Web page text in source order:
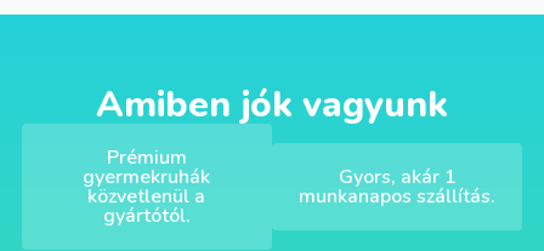
Amiben jók vagyunk
Prémium
gyermekruhák
közvetlenül a
gyártótól.
Gyors, akár 1
munkanapos szállítás.